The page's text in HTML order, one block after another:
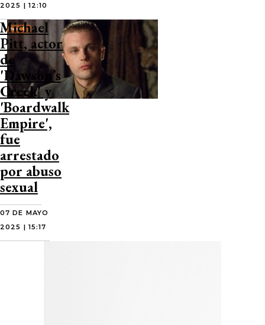
2025 | 12:10
Michael
Pitt, actor
de
'Dawson’s
Creek' y
'Boardwalk
Empire',
fue
arrestado
por abuso
sexual
07 DE MAYO
2025 | 15:17